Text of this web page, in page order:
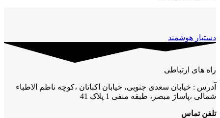
دستیار هوشمند
راه های ارتباطی
آدرس : خیابان سعدی جنوبی، خیابان اکباتان ،کوچه ناظم الاطباء
شمالی ،پاساژ مبصر، طبقه منفی 1 پلاک 41
تلفن تماس